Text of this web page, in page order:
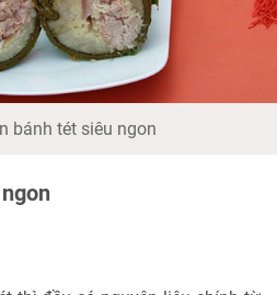
bánh tét siêu ngon